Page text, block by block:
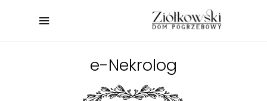
e-Nekrolog